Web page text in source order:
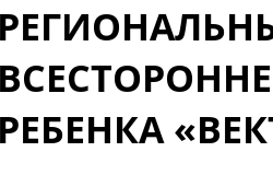
РЕБЕНКА